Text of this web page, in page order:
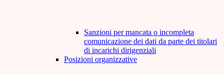
Sanzioni per mancata o incompleta
comunicazione dei dati da parte dei titolari
di incarichi dirigenziali
Posizioni organizzative